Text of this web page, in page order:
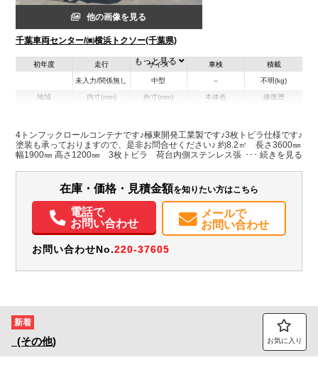
他の画像を見る
千葉車両センター/㈱横浜トクソー(千葉県)
初年度 走行
未入力/関係無し
サイズ
中型
車検
－
積載
不明(kg)
地域 内寸(mm) 外寸(mm) 本体色 修復歴
もっと見る
4トンフックロールコンテナです♪極東開発工業製です♪3枚トビラ仕様です♪
塗装も承っておりますので、是非お問合せください♪ 約8.2㎥ 長さ3600㎜
幅1900㎜ 高さ1200㎜ 3枚トビラ 荷台内側ステンレス張り
在庫・価格・見積金額を知りたい方はこちら
電話で
お問い合わせ
メールで
お問い合わせ
お問い合わせNo.220-37605
新着
(その他) お気に入り